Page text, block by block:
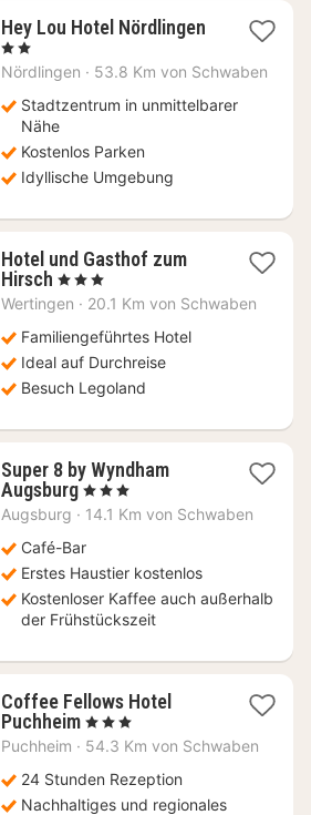
Hey Lou Hotel Nördlingen
2
Nächte
64
, 2 Sterne
Nördlingen · 53.8 Km von Schwaben
Stadtzentrum in unmittelbarer
Nähe
Kostenlos Parken
Idyllische Umgebung
Hotel und Gasthof zum
Hirsch 1
Nacht
85,04
€
, 3 Sterne
Wertingen · 20.1 Km von Schwaben
Familiengeführtes Hotel
Ideal auf Durchreise
Besuch Legoland
Super 8 by Wyndham
Augsburg1
Nacht
56
€
, 3 Sterne
Augsburg · 14.1 Km von Schwaben
Café-Bar
Erstes Haustier kostenlos
Kostenloser Kaffee auch außerhalb
der Frühstückszeit
Coffee Fellows Hotel
Puchheim2
Nächte
69
€
, 3 Sterne
Puchheim · 54.3 Km von Schwaben
24 Stunden Rezeption
Nachhaltiges und regionales